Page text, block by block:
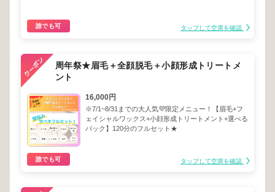
誰でも可 タップして空席を確認
周年祭★眉毛＋全顔脱毛＋小顔形成トリートメ
ント
16,000円
※7/1~8/31までの大人気💜限定メニュー！【眉毛+フ
ェイシャルワックス+小顔形成トリートメント+選べる
パック】120分のフルセット★
誰でも可 タップして空席を確認